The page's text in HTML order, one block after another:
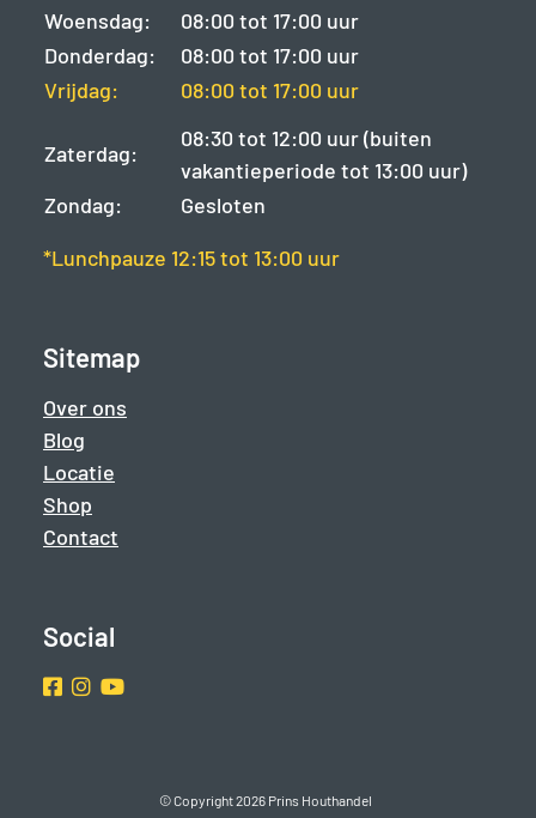
Woensdag:
08:00 tot 17:00 uur
Donderdag:
08:00 tot 17:00 uur
Vrijdag:
08:00 tot 17:00 uur
Zaterdag:
08:30 tot 12:00 uur (buiten
vakantieperiode tot 13:00 uur)
Zondag:
Gesloten
*Lunchpauze 12:15 tot 13:00 uur
Sitemap
Over ons
Blog
Locatie
Shop
Contact
Social
Facebook
Instragram
Youtube
© Copyright 2026 Prins Houthandel